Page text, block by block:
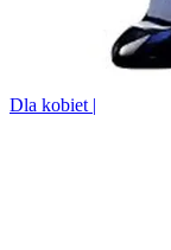
Dla kobiet |